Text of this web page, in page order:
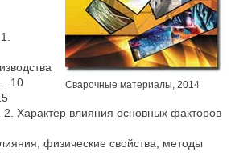
Сварочные материалы, 2014
10
Характер влияния основных факторов
физические свойства, методы